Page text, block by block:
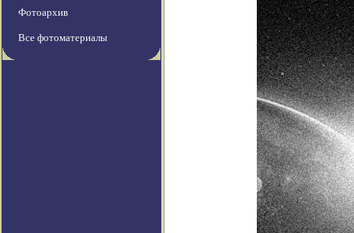
Фотоархив
Все фотоматериалы